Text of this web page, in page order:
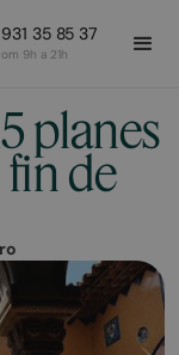
35 85 37
9h a 21h
planes
de